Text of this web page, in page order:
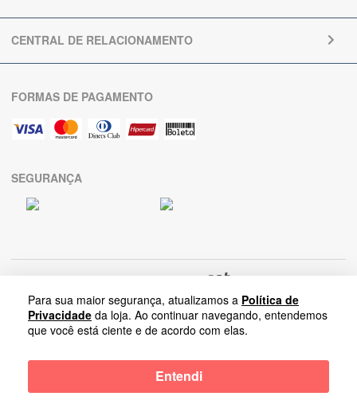
Para sua maior segurança, atualizamos a Política de
Privacidade da loja. Ao continuar navegando, entendemos
que você está ciente e de acordo com elas.
Entendi
CENTRAL DE RELACIONAMENTO
FORMAS DE PAGAMENTO
SEGURANÇA